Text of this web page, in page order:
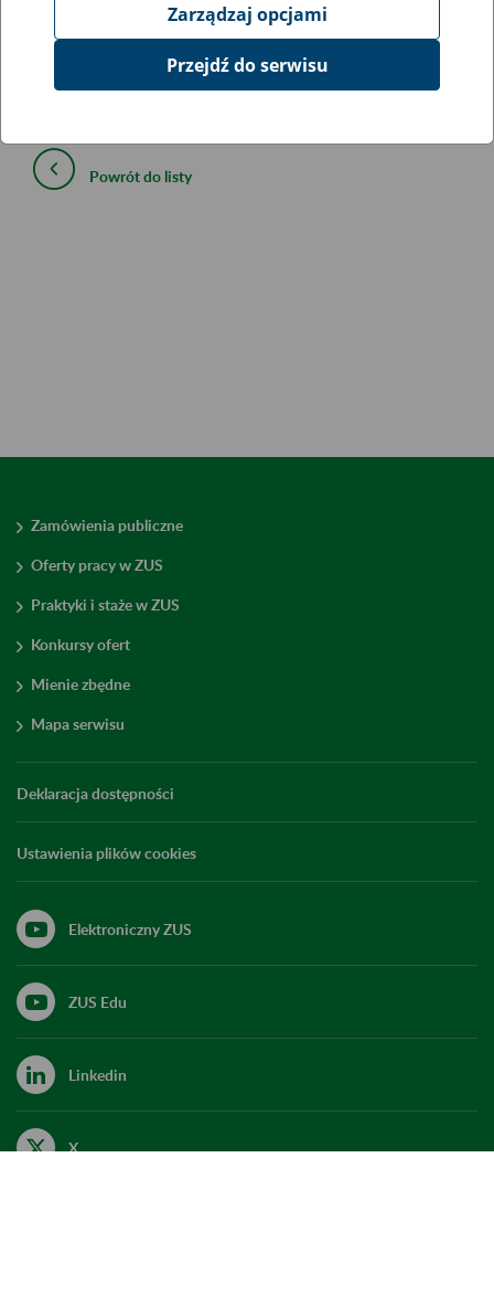
Na podstawie art. 90 ust. 5 ustawy z dnia 26 stycznia 1982
r. – Karta Nauczyciela (Dz. U. z 2024 r. poz. 986 i 1871)
ogłasza się, że od dnia 1 marca 2025 r. kwota dodatku do
emerytury lub renty za tajne nauczanie wynosi 348,22 zł.
Powrót do listy
Zamówienia publiczne
Oferty pracy w ZUS
Praktyki i staże w ZUS
Konkursy ofert
Mienie zbędne
Mapa serwisu
Deklaracja dostępności
Ustawienia plików cookies
Elektroniczny ZUS
ZUS Edu
Linkedin
X
Zarządzaj opcjami
Przejdź do serwisu